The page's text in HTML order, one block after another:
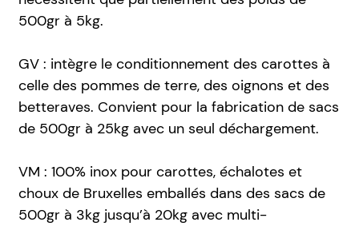
500gr à 5kg.
GV : intègre le conditionnement des carottes à
celle des pommes de terre, des oignons et des
betteraves. Convient pour la fabrication de sacs
de 500gr à 25kg avec un seul déchargement.
VM : 100% inox pour carottes, échalotes et
choux de Bruxelles emballés dans des sacs de
500gr à 3kg jusqu’à 20kg avec multi-